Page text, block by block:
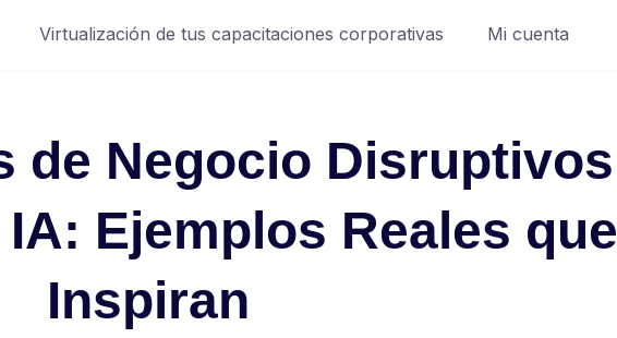
Virtualización de tus capacitaciones corporativas Mi cuenta
de Negocio Disruptivos
Ejemplos Reales que
Inspiran